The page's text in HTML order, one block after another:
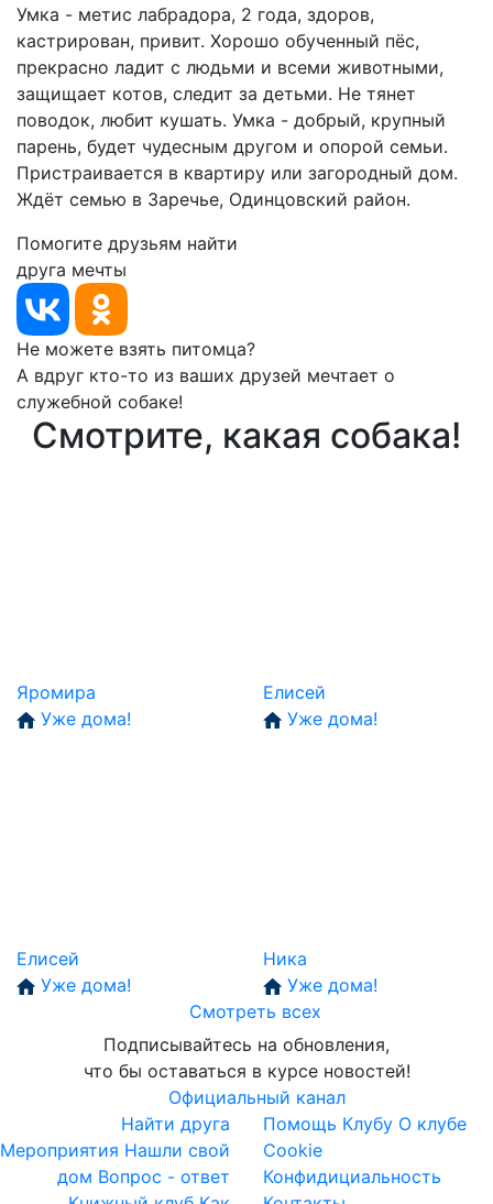
Умка - метис лабрадора, 2 года, здоров,
кастрирован, привит. Хорошо обученный пёс,
прекрасно ладит с людьми и всеми животными,
защищает котов, следит за детьми. Не тянет
поводок, любит кушать. Умка - добрый, крупный
парень, будет чудесным другом и опорой семьи.
Пристраивается в квартиру или загородный дом.
Ждёт семью в Заречье, Одинцовский район.
Помогите друзьям найти
друга мечты
Не можете взять питомца?
А вдруг кто-то из ваших друзей мечтает о
служебной собаке!
Смотрите, какая собака!
Яромира
Уже дома!
Елисей
Уже дома!
Елисей
Уже дома!
Ника
Уже дома!
Смотреть всех
Подписывайтесь на обновления,
что бы оставаться в курсе новостей!
Официальный канал
Найти друга
Мероприятия Нашли свой
дом Вопрос - ответ
Помощь Клубу О клубе
Cookie
Конфидициальность